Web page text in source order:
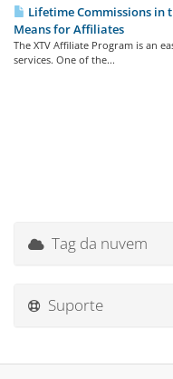
Lifetime Commissions in
Means for Affiliates
The XTV Affiliate Program is an
services. One of the...
Tag da nuvem
Suporte